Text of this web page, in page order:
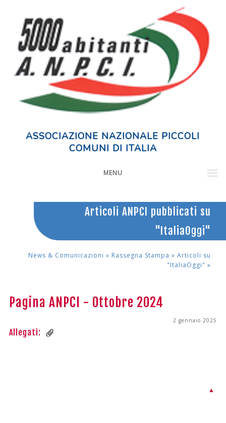
ASSOCIAZIONE NAZIONALE PICCOLI
COMUNI DI ITALIA
MENU
Articoli ANPCI pubblicati su
"ItaliaOggi"
News & Comunicazioni » Rassegna Stampa » Articoli su
"ItaliaOggi" »
Pagina ANPCI - Ottobre 2024
2 gennaio 2025
Allegati:
▲